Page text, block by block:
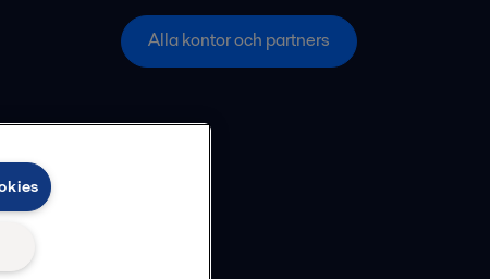
Alla kontor och partners